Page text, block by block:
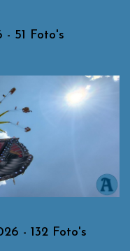
- 51 Foto's
- 132 Foto's